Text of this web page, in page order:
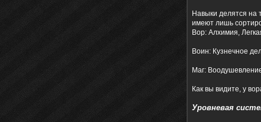
Навыки делятся на
имеют лишь
Вор: Алхимия,
Воин: Кузнечное
Маг:
Как вы видите, у
Уровневая